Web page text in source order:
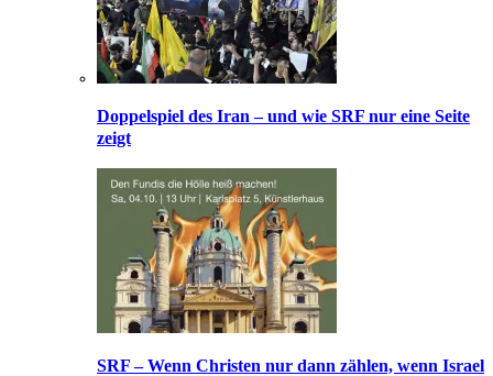
Doppelspiel des Iran – und wie SRF nur eine Seite
zeigt
SRF – Wenn Christen nur dann zählen, wenn Israel